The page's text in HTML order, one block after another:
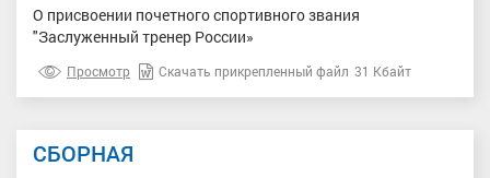
О присвоении почетного спортивного звания
"Заслуженный тренер России»
Просмотр Скачать прикрепленный файл 31 Кбайт
СБОРНАЯ